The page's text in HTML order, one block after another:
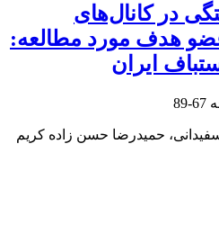
در کانال‌های
عضو هدف مورد مطالعه:
ایران
67-89
حمیدرضا حسن زاده کریم